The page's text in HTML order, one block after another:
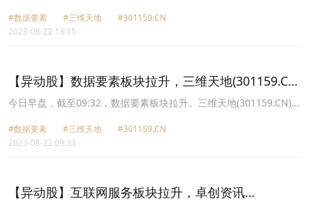
钢联(300226.CN)涨14.90%报32.86元，汇纳科技(300609.CN)涨
11.86%报26.98元，浩瀚深度(688292.CN)涨10.76%报26.14元，中
#数据要素 #三维天地
#301159.CN
2023-08-22 13:15
【异动股】数据要素板块拉升，三维天地(301159.CN)
涨19.99%
今日早盘，截至09:32，数据要素板块拉升。三维天地(301159.CN)涨
科技(300609.CN)涨10.12%报26.56元，中远海科(002401.CN)涨
10.00%报23.43元，新炬网络(605398.CN)涨10.00%报31.02元，中
#数据要素 #三维天地
#301159.CN
2023-08-22 09:33
【异动股】互联网服务板块拉升，卓创资讯